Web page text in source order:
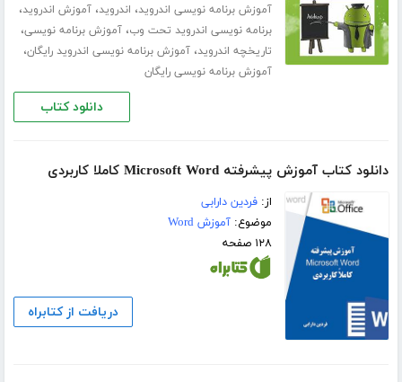
آموزش برنامه نویسی اندروید، اندروید،آموزش اندروید،
برنامه نویسی اندروید تحت وب،آموزش برنامه نویسی،
تاریخچه اندروید،آموزش برنامه نویسی اندروید رایگان،
آموزش برنامه نویسی رایگان
دانلود کتاب
دانلود کتاب آموزش پیشرفته Microsoft Word کاملا کاربردی
از:فردین دارابی
موضوع:آموزش Word
۱۲۸ صفحه
دریافت از کتابراه